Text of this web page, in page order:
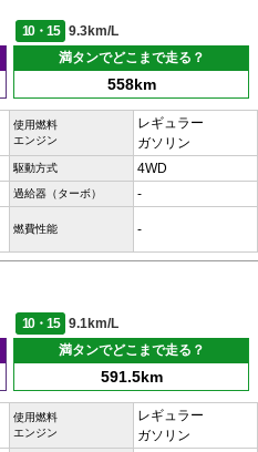
10・15
9.3km/L
満タンでどこまで走る？
558km
使用燃料
エンジン
レギュラー
ガソリン
駆動方式 4WD
過給器（ターボ） -
燃費性能 -
10・15
9.1km/L
満タンでどこまで走る？
591.5km
使用燃料
エンジン
レギュラー
ガソリン